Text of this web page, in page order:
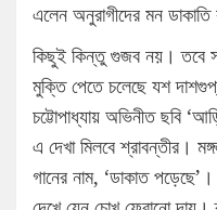
এলেন অনুরাগীদের মন
কিছুই কিন্তু গুজব নয়। তবে
মুক্তি পেতে চলেছে যশ
চট্টোপাধ্যায় অভিনীত ছবি
এ দেখা মিলবে শ্রাবন্তীর।
গানের নাম, ‘ডাকাত